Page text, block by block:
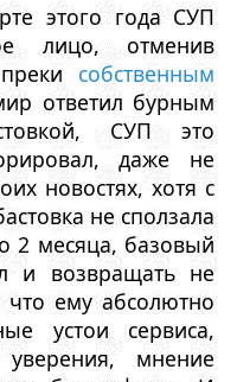
этого года СУП
лицо, отменив
собственным
ответил бурным
СУП это
даже не
новостях, хотя с
не сползала
2 месяца, базовый
и возвращать не
что ему абсолютно
устои сервиса,
мнение